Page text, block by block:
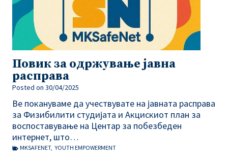
Повик за одржување јавна
расправа
Posted on 30/04/2025
Ве покануваме да учествувате на јавната расправа
за Физибилити студијата и Акцискиот план за
воспоставување на Центар за побезбеден
интернет, што…
MKSAFENET, YOUTH EMPOWERMENT